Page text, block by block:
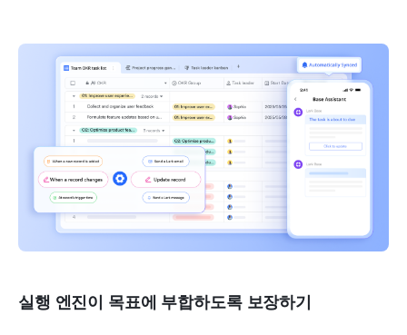
실행 엔진이 목표에 부합하도록 보장하기